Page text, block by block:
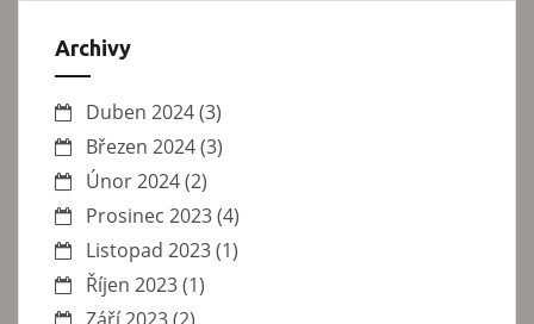
Archivy
Duben 2024(3)
Březen 2024(3)
Únor 2024(2)
Prosinec 2023(4)
Listopad 2023(1)
Říjen 2023(1)